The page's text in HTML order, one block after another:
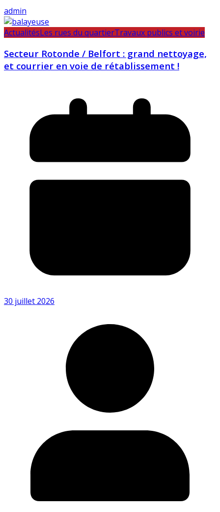
admin
ActualitésLes rues du quartierTravaux publics et voirie
Secteur Rotonde / Belfort : grand nettoyage,
et courrier en voie de rétablissement !
30 juillet 2026